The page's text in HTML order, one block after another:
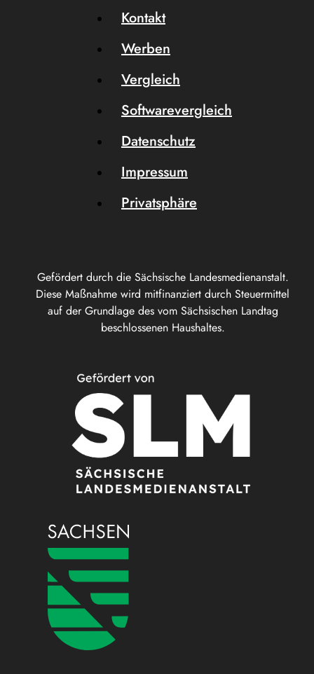
Gefördert durch die Sächsische Landesmedienanstalt.
Diese Maßnahme wird mitfinanziert durch Steuermittel
auf der Grundlage des vom Sächsischen Landtag
beschlossenen Haushaltes.
Kontakt
Werben
Vergleich
Softwarevergleich
Datenschutz
Impressum
Privatsphäre